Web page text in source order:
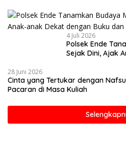
4 Juli 2026
Polsek Ende
Sejak Dini, Ajak
28 Juni 2026
Cinta yang Tertukar dengan
Pacaran di Masa Kuliah